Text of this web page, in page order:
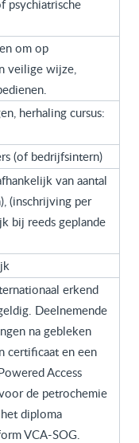
psychiatrische
om op
veilige wijze,
herhaling cursus:
(of bedrijfsintern)
van aantal
(inschrijving per
bij reeds geplande
erkend
Deelnemende
na gebleken
certificaat en een
Access
de petrochemie
diploma
VCA-SOG.